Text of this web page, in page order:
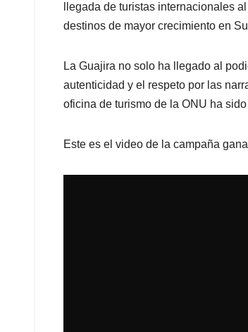
llegada de turistas internacionales
destinos de mayor crecimiento en
La Guajira no solo ha llegado al
autenticidad y el respeto por las
oficina de turismo de la ONU ha
Este es el video de la campaña